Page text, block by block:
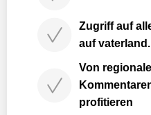
Zugriff auf
auf
Von
profitieren